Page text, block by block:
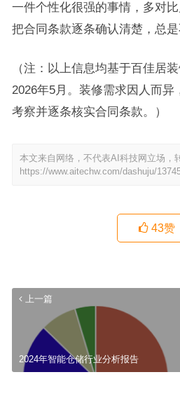
一件个性化很强的事情，多对比
把合同条款逐条确认清楚，总是
（注：以上信息均基于百佳居
2026年5月。装修需求因人而
考察并逐条核实合同条款。）
本文来自网络，不代表AI科技网立场，
https://www.aitechw.com/dashuju/
43赞
上一篇
2024年智能仓储行业分析报告
邻居推荐的宝坻几家